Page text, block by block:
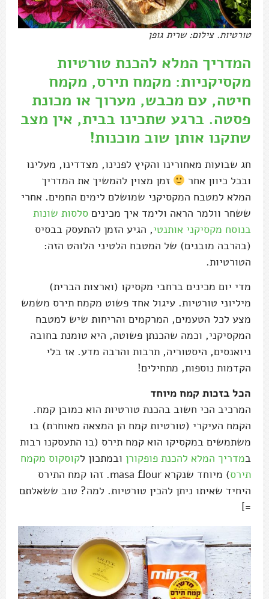
טורטיות. צילום: שרית גופן
המדריך המלא להכנת טורטיות
מקסיקניות: מקמח תירס, מקמח
חיטה, עם מכבש, מערוך או מכונת
פסטה. ברגע שתכינו בבית, אין מצב
שתקנו אותן שוב מוכנות!
חג שבועות מאחורינו והקיץ לפנינו, מצדדינו, מעלינו
ובכל כיוון אחר
זמן מצוין להמשיך את המדריך
המלא למטבח המקסיקני שמושלם לימים החמים. אחרי
ששחר וולמר הראה ולימד איך מכינים סלסות שונות
בנוסח מקסיקני אותנטי, הגיע הזמן להתעסק בבסיס
(בהרבה מובנים) של המטבח הלטיני הלוהט הזה:
הטורטיות.
מדי יום מכינים ברחבי מקסיקו (וארצות הברית)
מיליוני טורטיות. עיגול אחד פשוט מקמח תירס משמש
מצע לכל הטעמים, המרקמים והריחות שיש למטבח
המקסיקני, וכמה שהכנתן פשוטה, היא טומנת בחובה
ניואנסים, היסטוריה, תרבות והרבה מדע. אז בלי
הקדמות נוספות, מתחילים!
הכל בזכות קמח מיוחד
המרכיב הכי חשוב בהכנת טורטיות הוא כמובן קמח.
הקמח העיקרי (טורטיות קמח הן המצאה מאוחרת) בו
משתמשים במקסיקו הוא קמח תירס (בו התעסקנו רבות
במדריך המלא להכנת פופקורן ובמתכון לקוסקוס מקמח
תירס
) מיוחד שנקרא masa flour. זהו קמח התירס
היחיד שאיתו ניתן להכין טורטיות. למה? טוב ששאלתם
=]